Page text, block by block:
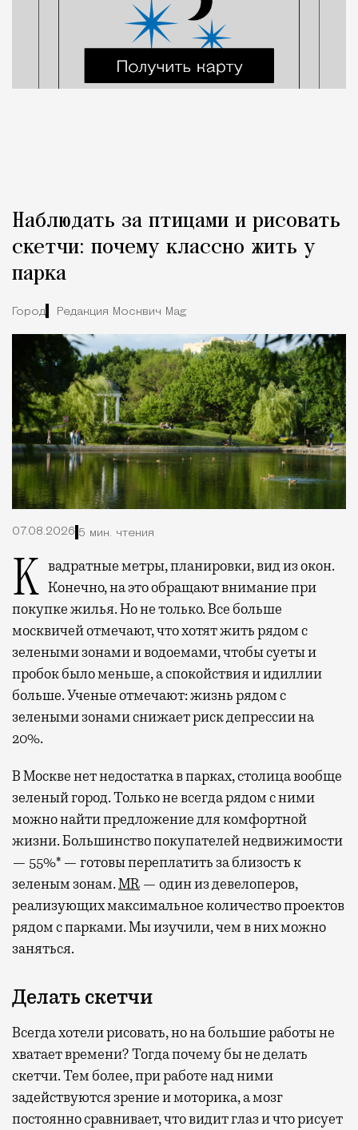
Наблюдать за птицами и рисовать
скетчи: почему классно жить у
парка
Город Редакция Москвич Mag
07.08.2026 5 мин. чтения
Квадратные метры, планировки, вид из окон. Конечно, на это обращают внимание при
покупке жилья. Но не только. Все больше
москвичей отмечают, что хотят жить рядом с
зелеными зонами и водоемами, чтобы суеты и
пробок было меньше, а спокойствия и идиллии
больше. Ученые отмечают: жизнь рядом с
зелеными зонами снижает риск депрессии на
20%.
В Москве нет недостатка в парках, столица вообще
зеленый город. Только не всегда рядом с ними
можно найти предложение для комфортной
жизни. Большинство покупателей недвижимости
— 55%* — готовы переплатить за близость к
зеленым зонам.MR — один из девелоперов,
реализующих максимальное количество проектов
рядом с парками. Мы изучили, чем в них можно
заняться.
Делать скетчи
Всегда хотели рисовать, но на большие работы не
хватает времени? Тогда почему бы не делать
скетчи. Тем более, при работе над ними
задействуются зрение и моторика, а мозг
постоянно сравнивает, что видит глаз и что рисует